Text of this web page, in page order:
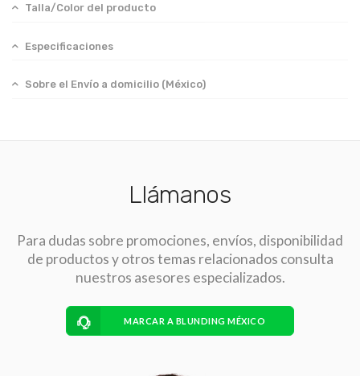
Talla/Color del producto
Especificaciones
Sobre el Envío a domicilio (México)
Llámanos
Para dudas sobre promociones, envíos, disponibilidad
de productos y otros temas relacionados consulta
nuestros asesores especializados.
MARCAR A BLUNDING MÉXICO